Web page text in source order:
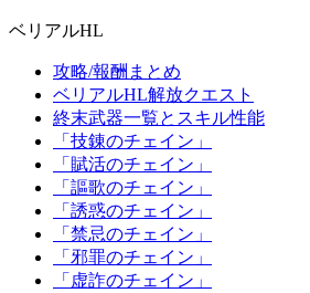
ベリアルHL
攻略/報酬まとめ
ベリアルHL解放クエスト
終末武器一覧とスキル性能
「技錬のチェイン」
「賦活のチェイン」
「謳歌のチェイン」
「誘惑のチェイン」
「禁忌のチェイン」
「邪罪のチェイン」
「虚詐のチェイン」